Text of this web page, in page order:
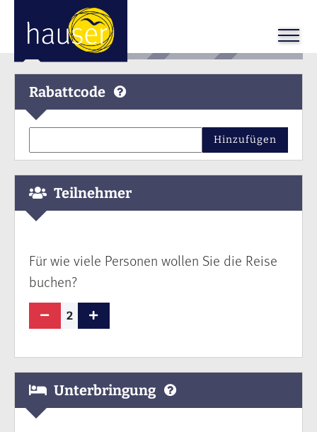
Rabattcode
Hinzufügen
Teilnehmer
Für wie viele Personen wollen Sie die Reise
buchen?
2
Unterbringung